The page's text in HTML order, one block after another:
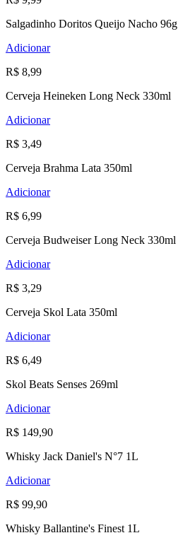
Salgadinho Doritos Queijo Nacho 96g
Adicionar
R$ 8,99
Cerveja Heineken Long Neck 330ml
Adicionar
R$ 3,49
Cerveja Brahma Lata 350ml
Adicionar
R$ 6,99
Cerveja Budweiser Long Neck 330ml
Adicionar
R$ 3,29
Cerveja Skol Lata 350ml
Adicionar
R$ 6,49
Skol Beats Senses 269ml
Adicionar
R$ 149,90
Whisky Jack Daniel's N°7 1L
Adicionar
R$ 99,90
Whisky Ballantine's Finest 1L